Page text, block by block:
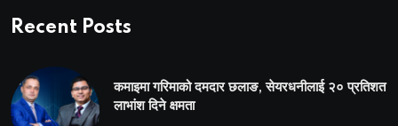
Recent Posts
कमाइमा गरिमाको दमदार छलाङ, सेयरधनीलाई २० प्रतिशत
लाभांश दिने क्षमता